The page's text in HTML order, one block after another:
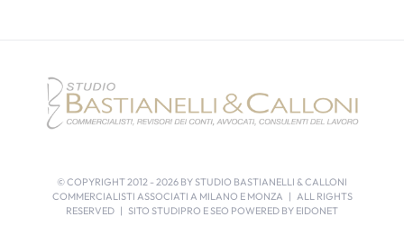
© COPYRIGHT 2012 - 2026 BY STUDIO BASTIANELLI & CALLONI
COMMERCIALISTI ASSOCIATI A MILANO E MONZA | ALL RIGHTS
RESERVED | SITO STUDIPRO E SEO POWERED BY EIDONET